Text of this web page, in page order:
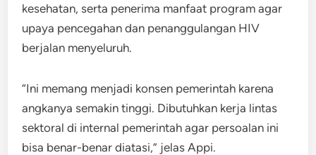
kesehatan, serta penerima manfaat program agar
upaya pencegahan dan penanggulangan HIV
berjalan menyeluruh.
“Ini memang menjadi konsen pemerintah karena
angkanya semakin tinggi. Dibutuhkan kerja lintas
sektoral di internal pemerintah agar persoalan ini
bisa benar-benar diatasi,” jelas Appi.